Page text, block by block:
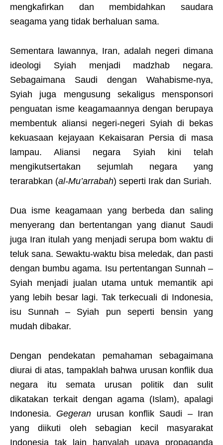
mengkafirkan dan membidahkan saudara
seagama yang tidak berhaluan sama.
Sementara lawannya, Iran, adalah negeri dimana
ideologi Syiah menjadi madzhab negara.
Sebagaimana Saudi dengan Wahabisme-nya,
Syiah juga mengusung sekaligus mensponsori
penguatan isme keagamaannya dengan berupaya
membentuk aliansi negeri-negeri Syiah di bekas
kekuasaan kejayaan Kekaisaran Persia di masa
lampau. Aliansi negara Syiah kini telah
mengikutsertakan sejumlah negara yang
terarabkan (al-Mu’arrabah) seperti Irak dan Suriah.
Dua isme keagamaan yang berbeda dan saling
menyerang dan bertentangan yang dianut Saudi
juga Iran itulah yang menjadi serupa bom waktu di
teluk sana. Sewaktu-waktu bisa meledak, dan pasti
dengan bumbu agama. Isu pertentangan Sunnah –
Syiah menjadi jualan utama untuk memantik api
yang lebih besar lagi. Tak terkecuali di Indonesia,
isu Sunnah – Syiah pun seperti bensin yang
mudah dibakar.
Dengan pendekatan pemahaman sebagaimana
diurai di atas, tampaklah bahwa urusan konflik dua
negara itu semata urusan politik dan sulit
dikatakan terkait dengan agama (Islam), apalagi
Indonesia. Gegeran urusan konflik Saudi – Iran
yang diikuti oleh sebagian kecil masyarakat
Indonesia tak lain hanyalah upaya propaganda